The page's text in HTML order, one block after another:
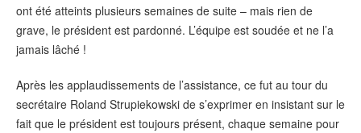
ont été atteints plusieurs semaines de suite – mais rien de
grave, le président est pardonné. L’équipe est soudée et ne l’a
jamais lâché !
Après les applaudissements de l’assistance, ce fut au tour du
secrétaire Roland Strupiekowski de s’exprimer en insistant sur le
fait que le président est toujours présent, chaque semaine pour